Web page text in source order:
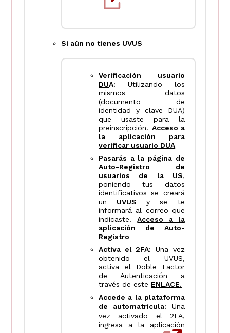
Si aún no tienes UVUS
Verificación usuario
DUA: Utilizando los
mismos datos
(documento de
identidad y clave DUA)
que usaste para la
preinscripción. Acceso a
la aplicación para
verificar usuario DUA
Pasarás a la página de
Auto-Registro de
usuarios de la US,
poniendo tus datos
identificativos se creará
un UVUS y se te
informará al correo que
indicaste.Acceso a la
aplicación de Auto-
Registro
Activa el 2FA: Una vez
obtenido el UVUS,
activa el
Doble Factor
de Autenticación a
través de este ENLACE.
Accede a la plataforma
de automatrícula: Una
vez activado el 2FA,
ingresa a la aplicación